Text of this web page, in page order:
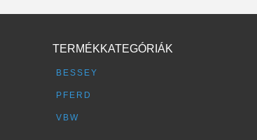
TERMÉKKATEGÓRIÁK
BESSEY
PFERD
VBW